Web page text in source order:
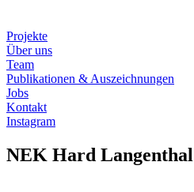
Projekte
Über uns
Team
Publikationen & Auszeichnungen
Jobs
Kontakt
Instagram
NEK Hard Langenthal